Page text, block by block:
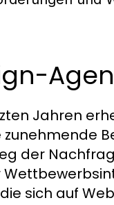
Jahren
der
sich auf